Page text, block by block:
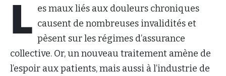
L es maux liés aux douleurs chroniques
causent de nombreuses invalidités et
pèsent sur les régimes d’assurance
collective. Or, un nouveau traitement amène de
l’espoir aux patients, mais aussi à l’industrie de